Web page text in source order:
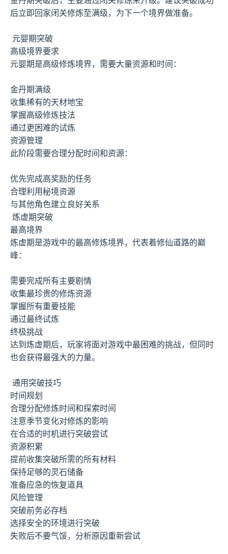
后立即回家闭关修炼至满级，为下一个境界做准备。
元婴期突破
高级境界要求
元婴期是高级修炼境界，需要大量资源和时间：
金丹期满级
收集稀有的天材地宝
掌握高级修炼技法
通过更困难的试炼
资源管理
此阶段需要合理分配时间和资源：
优先完成高奖励的任务
合理利用秘境资源
与其他角色建立良好关系
炼虚期突破
最高境界
炼虚期是游戏中的最高修炼境界，代表着修仙道路的巅
峰：
需要完成所有主要剧情
收集最珍贵的修炼资源
掌握所有重要技能
通过最终试炼
终极挑战
达到炼虚期后，玩家将面对游戏中最困难的挑战，但同时
也会获得最强大的力量。
通用突破技巧
时间规划
合理分配修炼时间和探索时间
注意季节变化对修炼的影响
在合适的时机进行突破尝试
资源积累
提前收集突破所需的所有材料
保持足够的灵石储备
准备应急的恢复道具
风险管理
突破前务必存档
选择安全的环境进行突破
失败后不要气馁，分析原因重新尝试